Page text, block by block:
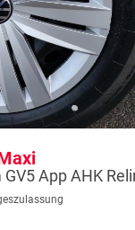
App AHK